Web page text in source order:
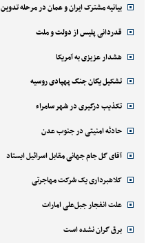
بیانیه مشترک ایران و عمان در مرحله تدوین
قدردانی پلیس از دولت و ملت
هشدار عزیزی به آمریکا
تشکیل یگان جنگ پهپادی روسیه
تکذیب درگیری در شهر سامراء
حادثه امنیتی در جنوب عدن
آقای گل جام جهانی مقابل اسرائیل ایستاد
کلاهبرداری یک شرکت مهاجرتی
علت انفجار جبل‌علی امارات
برق گران نشده است